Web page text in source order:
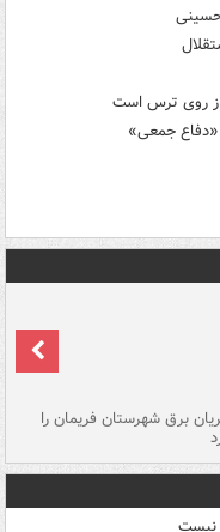
حسینی
از روی ترس است
«دفاع جمعی»
برق شهرستان فریمان را
نیست